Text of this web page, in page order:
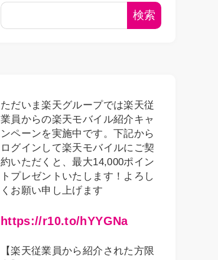
検索
ただいま楽天グループでは楽天従
業員からの楽天モバイル紹介キャ
ンペーンを実施中です。下記から
ログインして楽天モバイルにご契
約いただくと、最大14,000ポイン
トプレゼントいたします！よろし
くお願い申し上げます
https://r10.to/hYYGNa
【楽天従業員から紹介された方限